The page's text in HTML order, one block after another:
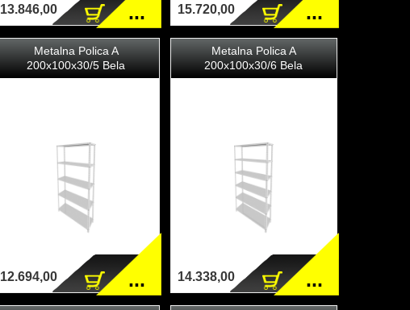
13.846,00 ... 15.720,00 ...
Metalna Polica A
200x100x30/5 Bela
12.694,00 ...
Metalna Polica A
200x100x30/6 Bela
14.338,00 ...